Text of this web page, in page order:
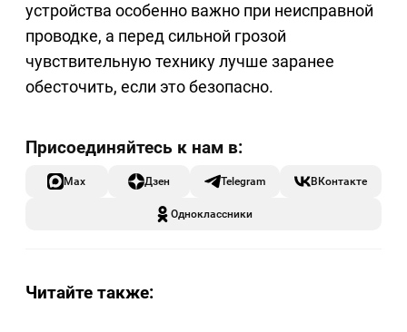
устройства особенно важно при неисправной
проводке, а перед сильной грозой
чувствительную технику лучше заранее
обесточить, если это безопасно.
Max Дзен Telegram ВКонтакте
Одноклассники
Читайте также: